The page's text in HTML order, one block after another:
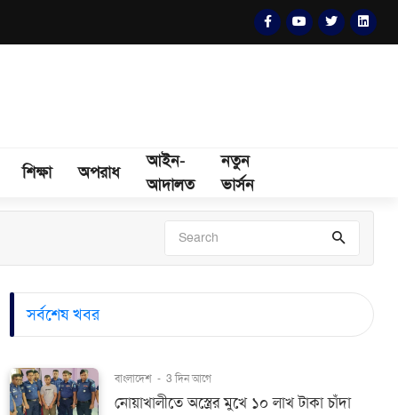
শিক্ষা অপরাধ
আইন-
আদালত
নতুন
ভার্সন
সর্বশেষ খবর
বাংলাদেশ - 3 দিন আগে
নোয়াখালীতে অস্ত্রের মুখে ১০ লাখ টাকা চাঁদা